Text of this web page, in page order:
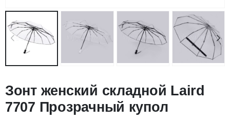
Зонт женский складной Laird
7707 Прозрачный купол